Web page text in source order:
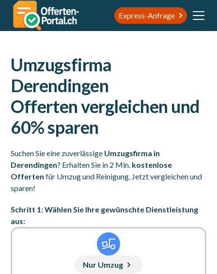
Express-Anfrage
Umzugsfirma
Derendingen
Offerten vergleichen und
60% sparen
Suchen Sie eine zuverlässige Umzugsfirma in
Derendingen? Erhalten Sie in 2 Min. kostenlose
Offerten für Umzug und Reinigung. Jetzt vergleichen und
sparen!
Schritt 1: Wählen Sie Ihre gewünschte Dienstleistung
aus:
Nur Umzug